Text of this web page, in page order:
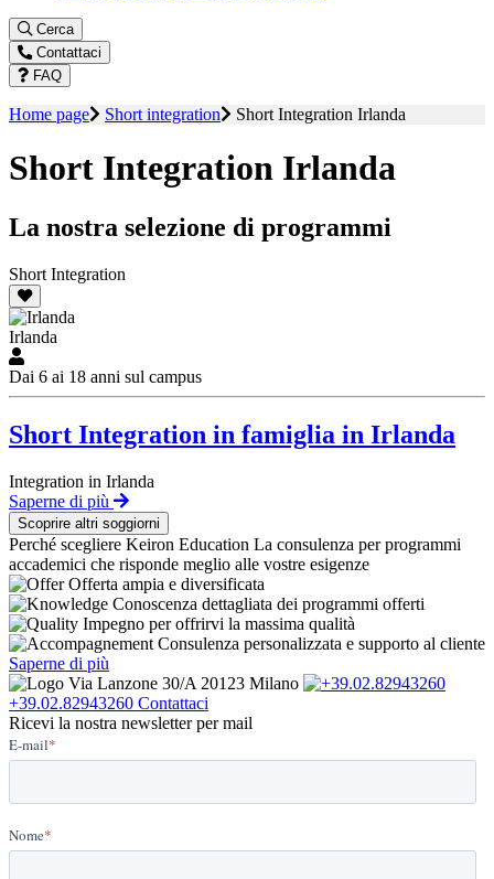
Cerca
Contattaci
FAQ
Home page Short integration Short Integration Irlanda
Short Integration Irlanda
La nostra selezione di programmi
Short Integration
Irlanda
Dai 6 ai 18 anni sul campus
Short Integration in famiglia in Irlanda
Integration in Irlanda
Saperne di più
Scoprire altri soggiorni
Perché scegliere Keiron Education La consulenza per programmi
accademici che risponde meglio alle vostre esigenze
Offerta ampia e diversificata
Conoscenza dettagliata dei programmi offerti
Impegno per offrirvi la massima qualità
Consulenza personalizzata e supporto al cliente
Saperne di più
Via Lanzone 30/A 20123 Milano
+39.02.82943260 Contattaci
Ricevi la nostra newsletter per mail